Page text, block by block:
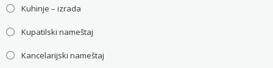
Kuhinje – izrada
Kupatilski nameštaj
Kancelarijski nameštaj